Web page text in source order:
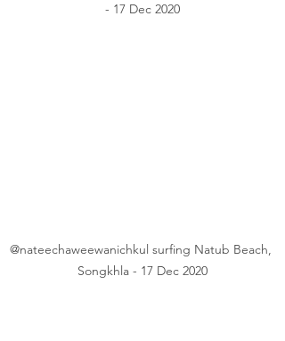
- 17 Dec 2020
@nateechaweewanichkul surfing Natub Beach,
Songkhla - 17 Dec 2020